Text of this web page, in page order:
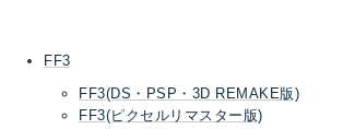
FF3
FF3(DS・PSP・3D REMAKE版)
FF3(ピクセルリマスター版)